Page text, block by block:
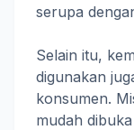
serupa
Selain itu,
digunakan
konsumen.
mudah